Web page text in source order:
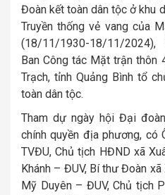
Đoàn kết toàn dân tộc ở khu
Truyền thống vẻ vang của
(18/11/1930-18/11/
Ban Công tác Mặt trận thôn
Trạch, tỉnh Quảng Bình tổ
toàn dân tộc.
Tham dự ngày hội Đại
chính quyền địa phương, có
TVĐU, Chủ tịch HĐND xã
Khánh – ĐUV, Bí thư Đoàn xã
Mỹ Duyên – ĐUV, Chủ tịch